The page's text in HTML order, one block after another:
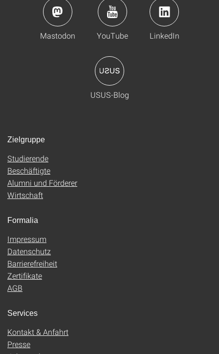
Mastodon YouTube LinkedIn
USUS-Blog
Zielgruppe
Studierende
Beschäftigte
Alumni und Förderer
Wirtschaft
Formalia
Impressum
Datenschutz
Barrierefreiheit
Zertifikate
AGB
Services
Kontakt & Anfahrt
Presse